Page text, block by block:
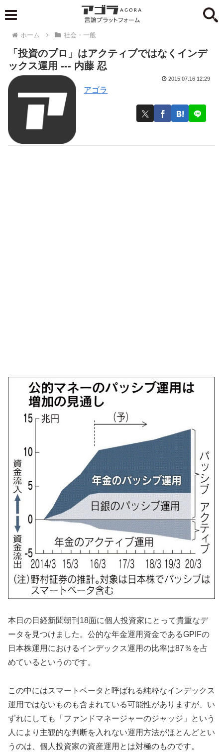
ホーム 社会・一般
「投資のプロ」はアクティブではなくインデ
ックス運用 --- 内藤 忍
アゴラ
2015.07.16 12:29
本日の日経新聞朝刊18面に個人投資家にとって貴重なデ
ータを見つけました。公的な年金運用資金であるGPIFの
日本株運用におけるインデックス運用の比率は87％を占
めているというのです。
この中にはスマートベータと呼ばれる純粋なインデックス
運用ではないものも含まれている可能性がありますが、い
ずれにしても「ファンドマネージャーのジャッジ」という
人により主観的な判断を入れない運用方法がほとんどとい
うのは、個人投資家の資産運用とは対極のものです。